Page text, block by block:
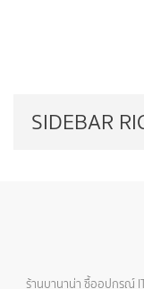
SIDEBAR
ร้านบานาน่า ซื้ออุปกรณ์